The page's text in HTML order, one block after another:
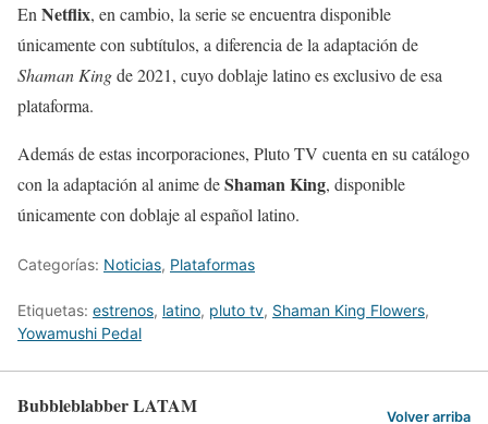
EnNetflix, en cambio, la serie se encuentra disponible
únicamente con subtítulos, a diferencia de la adaptación de
Shaman Kingde 2021, cuyo doblaje latino es exclusivo de esa
plataforma.
Además de estas incorporaciones, Pluto TV cuenta en su catálogo
con la adaptación al anime deShaman King, disponible
únicamente con doblaje al español latino.
Categorías: Noticias, Plataformas
Etiquetas: estrenos, latino, pluto tv, Shaman King Flowers,
Yowamushi Pedal
Bubbleblabber LATAM Volver arriba